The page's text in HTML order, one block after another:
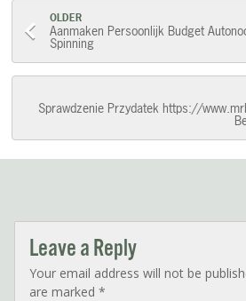
Post
navigation
OLDER
Aanmaken Persoonlijk Budget
Spinning
Sprawdzenie Przydatek https://
Leave a Reply
Your email address will not be
are marked *